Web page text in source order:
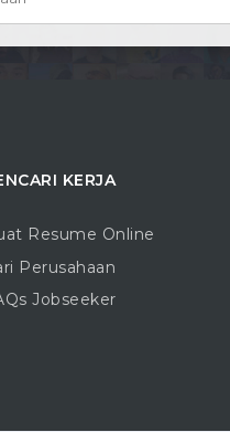
KERJA
Resume Online
Perusahaan
Jobseeker